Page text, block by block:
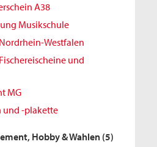
A38
Musikschule
Westfalen
und
MG
und -plakette
Hobby & Wahlen (5)